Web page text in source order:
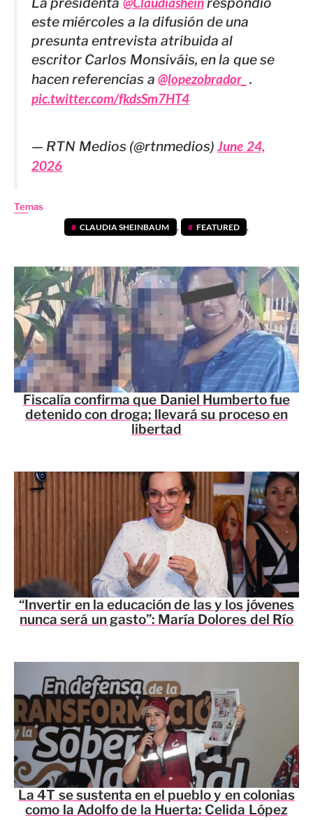
este miércoles a la difusión de una
presunta entrevista atribuida al
escritor Carlos Monsiváis, en la que se
hacen referencias a @lopezobrador_ .
pic.twitter.com/fkdsSm7HT4
— RTN Medios (@rtnmedios)June 24,
2026
Temas
CLAUDIA SHEINBAUM , FEATURED ,
Fiscalía confirma que Daniel Humberto fue
detenido con droga; llevará su proceso en
libertad
“Invertir en la educación de las y los jóvenes
nunca será un gasto”: María Dolores del Río
La 4T se sustenta en el pueblo y en colonias
como la Adolfo de la Huerta: Celida López